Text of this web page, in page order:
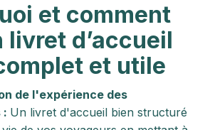
et comment
livret d’accueil
et utile
de l'expérience des
: Un livret d'accueil bien structuré